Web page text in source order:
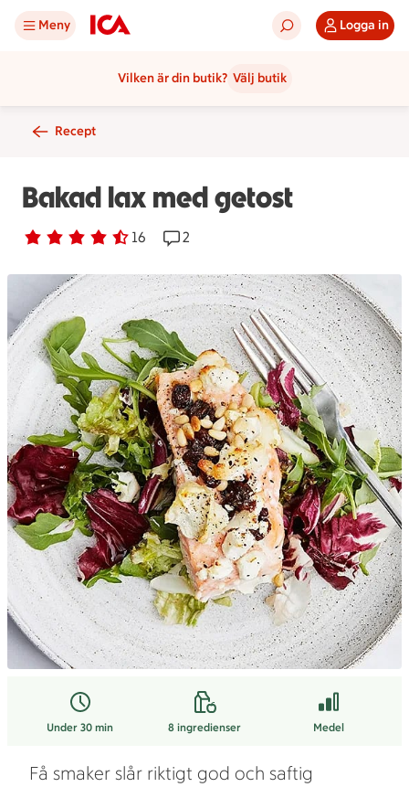
Meny Logga in
Vilken är din butik? Välj butik
Recept
Bakad lax med getost
Betyg 4.2 av 5. 16
16 personer har röstatReceptet har 2 kommentarer
2
Under 30 min 8 ingredienser Medel
Få smaker slår riktigt god och saftig